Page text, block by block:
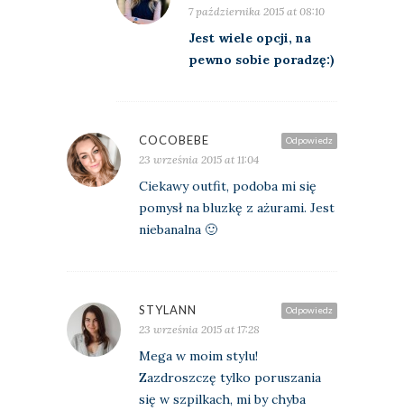
7 października 2015 at 08:10
Jest wiele opcji, na
pewno sobie poradzę:)
Odpowiedz
COCOBEBE
23 września 2015 at 11:04
Ciekawy outfit, podoba mi się
pomysł na bluzkę z ażurami. Jest
niebanalna 🙂
Odpowiedz
STYLANN
23 września 2015 at 17:28
Mega w moim stylu!
Zazdroszczę tylko poruszania
się w szpilkach, mi by chyba